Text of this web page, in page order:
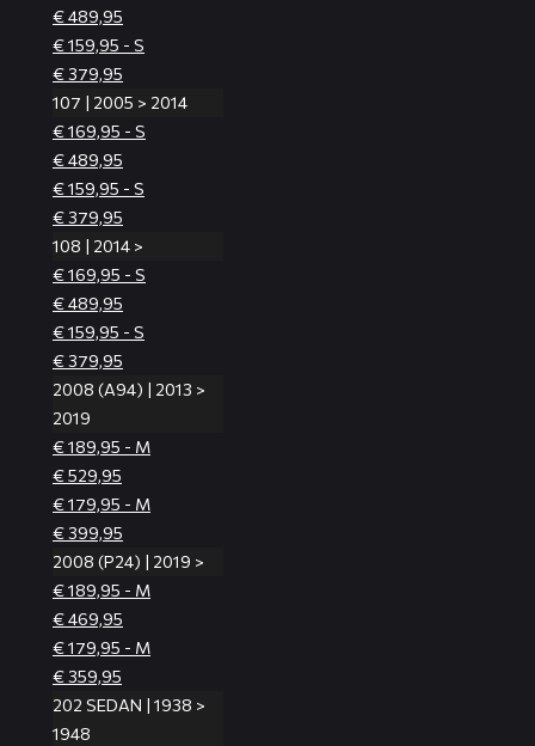
€ 489,95
€ 159,95 - S
€ 379,95
107 | 2005 > 2014
€ 169,95 - S
€ 489,95
€ 159,95 - S
€ 379,95
108 | 2014 >
€ 169,95 - S
€ 489,95
€ 159,95 - S
€ 379,95
2008 (A94) | 2013 >
2019
€ 189,95 - M
€ 529,95
€ 179,95 - M
€ 399,95
2008 (P24) | 2019 >
€ 189,95 - M
€ 469,95
€ 179,95 - M
€ 359,95
202 SEDAN | 1938 >
1948